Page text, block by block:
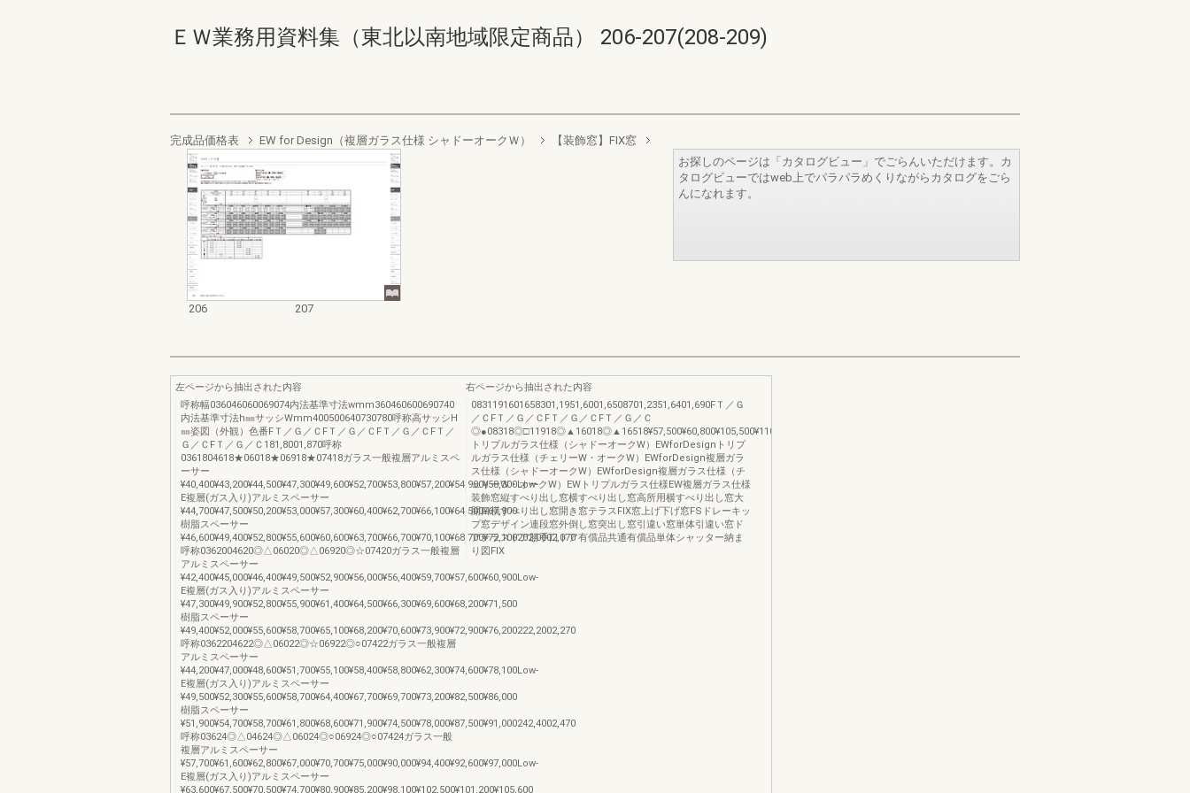
ＥＷ業務用資料集（東北以南地域限定商品） 206-207(208-209)
完成品価格表 EW for Design（複層ガラス仕様 シャドーオークＷ） 【装飾窓】FIX窓
206 207
お探しのページは「カタログビュー」でごらんいただけます。カ
タログビューではweb上でパラパラめくりながらカタログをごら
んになれます。
左ページから抽出された内容
呼称幅036046060069074内法基準寸法wmm360460600690740
内法基準寸法h㎜サッシWmm400500640730780呼称高サッシH
㎜姿図（外観）色番FＴ／Ｇ／ＣFＴ／Ｇ／ＣFＴ／Ｇ／ＣFＴ／
Ｇ／ＣFＴ／Ｇ／Ｃ181,8001,870呼称
0361804618★06018★06918★07418ガラス一般複層アルミスペ
ーサー
¥40,400¥43,200¥44,500¥47,300¥49,600¥52,700¥53,800¥57,200¥54,900¥58,300Low-
E複層(ガス入り)アルミスペーサー
¥44,700¥47,500¥50,200¥53,000¥57,300¥60,400¥62,700¥66,100¥64,500¥67,900
樹脂スペーサー
¥46,600¥49,400¥52,800¥55,600¥60,600¥63,700¥66,700¥70,100¥68,700¥72,100202,0002,070
呼称0362004620◎△06020◎△06920◎☆07420ガラス一般複層
アルミスペーサー
¥42,400¥45,000¥46,400¥49,500¥52,900¥56,000¥56,400¥59,700¥57,600¥60,900Low-
E複層(ガス入り)アルミスペーサー
¥47,300¥49,900¥52,800¥55,900¥61,400¥64,500¥66,300¥69,600¥68,200¥71,500
樹脂スペーサー
¥49,400¥52,000¥55,600¥58,700¥65,100¥68,200¥70,600¥73,900¥72,900¥76,200222,2002,270
呼称0362204622◎△06022◎☆06922◎○07422ガラス一般複層
アルミスペーサー
¥44,200¥47,000¥48,600¥51,700¥55,100¥58,400¥58,800¥62,300¥74,600¥78,100Low-
E複層(ガス入り)アルミスペーサー
¥49,500¥52,300¥55,600¥58,700¥64,400¥67,700¥69,700¥73,200¥82,500¥86,000
樹脂スペーサー
¥51,900¥54,700¥58,700¥61,800¥68,600¥71,900¥74,500¥78,000¥87,500¥91,000242,4002,470
呼称03624◎△04624◎△06024◎○06924◎○07424ガラス一般
複層アルミスペーサー
¥57,700¥61,600¥62,800¥67,000¥70,700¥75,000¥90,000¥94,400¥92,600¥97,000Low-
E複層(ガス入り)アルミスペーサー
¥63,600¥67,500¥70,500¥74,700¥80,900¥85,200¥98,100¥102,500¥101,200¥105,600
右ページから抽出された内容
0831191601658301,1951,6001,6508701,2351,6401,690FＴ／Ｇ
／ＣFＴ／Ｇ／ＣFＴ／Ｇ／ＣFＴ／Ｇ／Ｃ
トリプルガラス仕様（シャドーオークW）EWforDesignトリプ
ルガラス仕様（チェリーW・オークW）EWforDesign複層ガラ
ス仕様（シャドーオークW）EWforDesign複層ガラス仕様（チ
ェリーW・オークW）EWトリプルガラス仕様EW複層ガラス仕様
装飾窓縦すべり出し窓横すべり出し窓高所用横すべり出し窓大
開口横すべり出し窓開き窓テラスFIX窓上げ下げ窓FSドレーキッ
プ窓デザイン連段窓外倒し窓突出し窓引違い窓単体引違い窓ド
アテラスドア勝手口ドア有償品共通有償品単体シャッター納ま
り図FIX